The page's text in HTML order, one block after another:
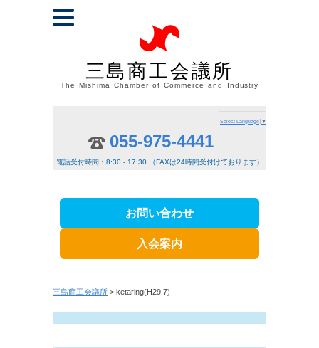
三島商工会議所
The Mishima Chamber of Commerce and Industry
Select Language ▼
055-975-4441
電話受付時間：8:30 - 17:30 （FAXは24時間受付けております）
お問い合わせ
入会案内
三島商工会議所 > ketaring(H29.7)